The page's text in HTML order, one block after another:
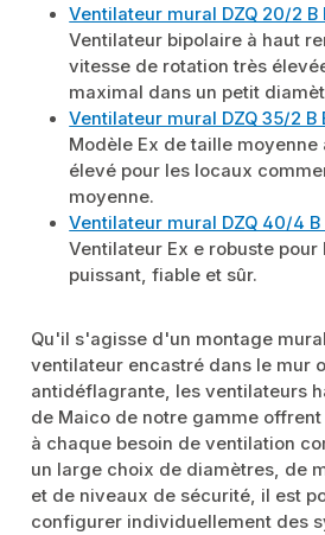
Ventilateur mural DZQ 20/2 B
Ventilateur bipolaire à haut
vitesse de rotation très
maximal dans un petit
Ventilateur mural DZQ 35/2 B
Modèle Ex de taille
élevé pour les locaux
moyenne.
Ventilateur mural DZQ 40/4 B
Ventilateur Ex e robuste
puissant, fiable et sûr.
Qu'il s'agisse d'un montage
ventilateur encastré dans le mur
antidéflagrante, les ventilateurs
de Maico de notre gamme
à chaque besoin de ventilation
un large choix de diamètres, de
et de niveaux de sécurité, il est
configurer individuellement des